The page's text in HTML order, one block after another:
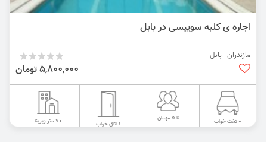
اجاره ی کلبه سوییسی در بابل
مازندران - بابل
5,800,000 تومان
0 تخت خواب تا 5 مهمان
1 اتاق خواب 70 متر زیربنا